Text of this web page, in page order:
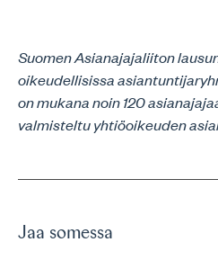
Suomen Asianajajaliiton
oikeudellisissa
on mukana noin 120
valmisteltu yhtiöoikeuden
Jaa somessa